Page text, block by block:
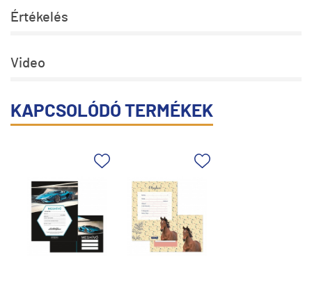
Értékelés
Video
KAPCSOLÓDÓ TERMÉKEK